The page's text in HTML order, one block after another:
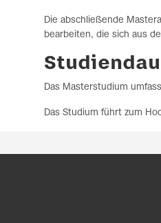
Die abschließende
bearbeiten, die sich aus
Das Masterstudium
Das Studium führt zum